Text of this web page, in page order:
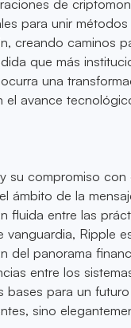
de
para unir
creando caminos
que más
una
el avance
su compromiso con
ámbito de la
fluida entre las
Ripple
del panorama
entre los
bases para un
sino